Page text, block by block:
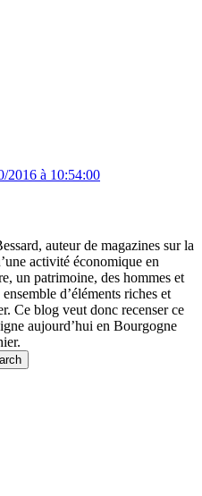
2016 à 10:54:00
auteur de magazines sur la
activité économique en
un patrimoine, des hommes et
d’éléments riches et
Ce blog veut donc recenser ce
aujourd’hui en Bourgogne